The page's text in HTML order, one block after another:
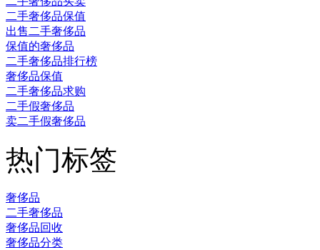
二手奢侈品保值
出售二手奢侈品
保值的奢侈品
二手奢侈品排行榜
奢侈品保值
二手奢侈品求购
二手假奢侈品
卖二手假奢侈品
热门标签
奢侈品
二手奢侈品
奢侈品回收
奢侈品分类